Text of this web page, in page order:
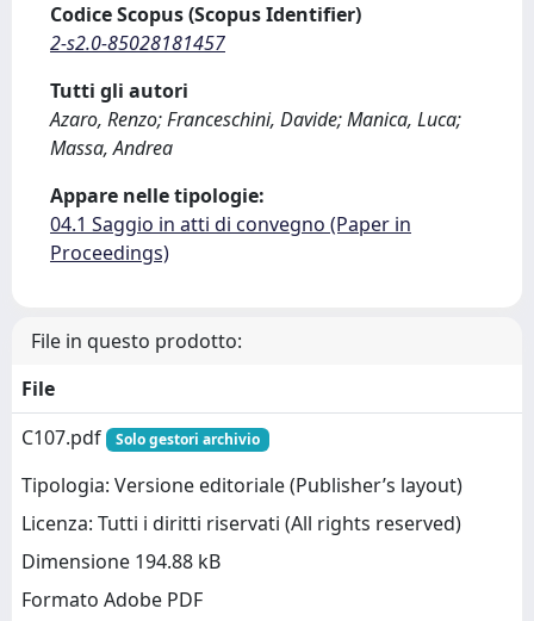
Codice Scopus (Scopus Identifier)
2-s2.0-85028181457
Tutti gli autori
Azaro, Renzo; Franceschini, Davide; Manica, Luca;
Massa, Andrea
Appare nelle tipologie:
04.1 Saggio in atti di convegno (Paper in
Proceedings)
File in questo prodotto:
File
C107.pdf
Solo gestori archivio
Tipologia: Versione editoriale (Publisher’s layout)
Licenza: Tutti i diritti riservati (All rights reserved)
Dimensione 194.88 kB
Formato Adobe PDF